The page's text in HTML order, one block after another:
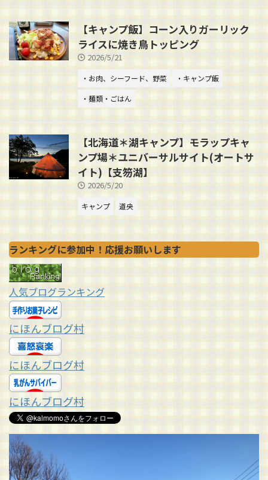
【キャンプ飯】コーン入りガーリック
ライスに焼き鳥トッピング
2026/5/21
・お肉、シーフード、野菜
・キャンプ飯
・麺類・ごはん
【北海道＊湖キャンプ】モラップキャ
ンプ場＊ユニバーサルサイト(オートサ
イト)【支笏湖】
2026/5/20
キャンプ 道央
ランキングに参加中！応援お願いします
人気ブログランキング
にほんブログ村
にほんブログ村
にほんブログ村